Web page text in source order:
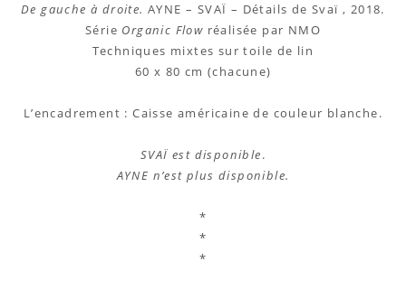
De gauche à droite.AYNE – SVAÏ – Détails de Svaï , 2018.
Série Organic Flow réalisée par NMO
Techniques mixtes sur toile de lin
60 x 80 cm (chacune)
L’encadrement : Caisse américaine de couleur blanche.
SVAÏ est disponible.
AYNE n’est plus disponible.
*
*
*